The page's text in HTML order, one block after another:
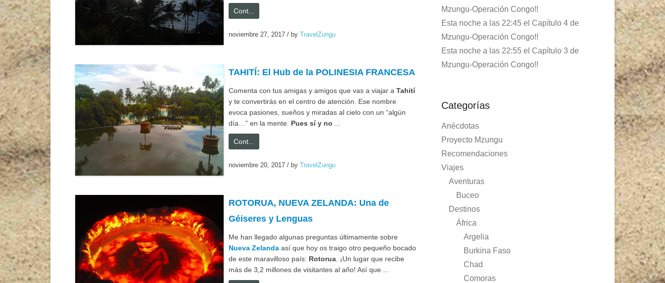
Cont...
noviembre 27, 2017 / by TravelZungu
TAHITÍ: El Hub de la POLINESIA FRANCESA
Comenta con tus amigas y amigos que vas a viajar a Tahití
y te convertirás en el centro de atención. Ese nombre
evoca pasiones, sueños y miradas al cielo con un “algún
día…” en la mente. Pues sí y no
Cont...
noviembre 20, 2017 / by TravelZungu
ROTORUA, NUEVA ZELANDA: Una de
Géiseres y Lenguas
Me han llegado algunas preguntas últimamente sobre
Nueva Zelanda así que hoy os traigo otro pequeño bocado
de este maravilloso país: Rotorua . ¡Un lugar que recibe
más de 3,2 millones de visitantes al año! Así que ...
Mzungu-Operación Congo!!
Esta noche a las 22:45 el Capítulo 4 de
Mzungu-Operación Congo!!
Esta noche a las 22:55 el Capítulo 3 de
Mzungu-Operación Congo!!
Categorías
Anécdotas
Proyecto Mzungu
Recomendaciones
Viajes
Aventuras
Buceo
Destinos
África
Argelia
Burkina Faso
Chad
Comoras